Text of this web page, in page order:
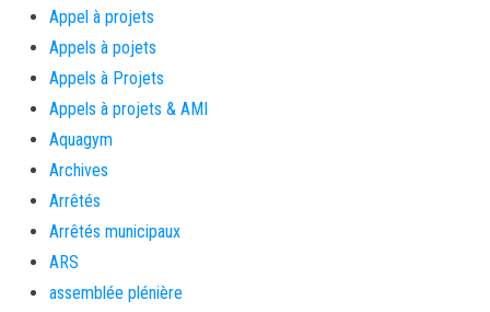
Appel à projets
Appels à pojets
Appels à Projets
Appels à projets & AMI
Aquagym
Archives
Arrêtés
Arrêtés municipaux
ARS
assemblée plénière